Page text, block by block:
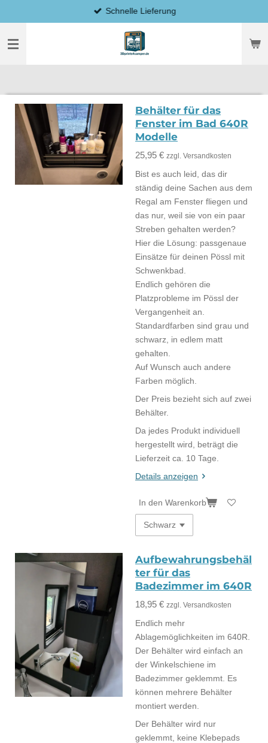
Hauptinhalt
springen
Schnelle Lieferung
Behälter für das
Fenster im Bad 640R
Modelle
25,95 € zzgl. Versandkosten
Bist es auch leid, das dir
ständig deine Sachen aus dem
Regal am Fenster fliegen und
das nur, weil sie von ein paar
Streben gehalten werden?
Hier die Lösung: passgenaue
Einsätze für deinen Pössl mit
Schwenkbad.
Endlich gehören die
Platzprobleme im Pössl der
Vergangenheit an.
Standardfarben sind grau und
schwarz, in edlem matt
gehalten.
Auf Wunsch auch andere
Farben möglich.
Der Preis bezieht sich auf zwei
Behälter.
Da jedes Produkt individuell
hergestellt wird, beträgt die
Lieferzeit ca. 10 Tage.
Details anzeigen
In den Warenkorb
Aufbewahrungsbehäl
ter für das
Badezimmer im 640R
18,95 € zzgl. Versandkosten
Endlich mehr
Ablagemöglichkeiten im 640R.
Der Behälter wird einfach an
der Winkelschiene im
Badezimmer geklemmt. Es
können mehrere Behälter
montiert werden.
Der Behälter wird nur
geklemmt, keine Klebepads